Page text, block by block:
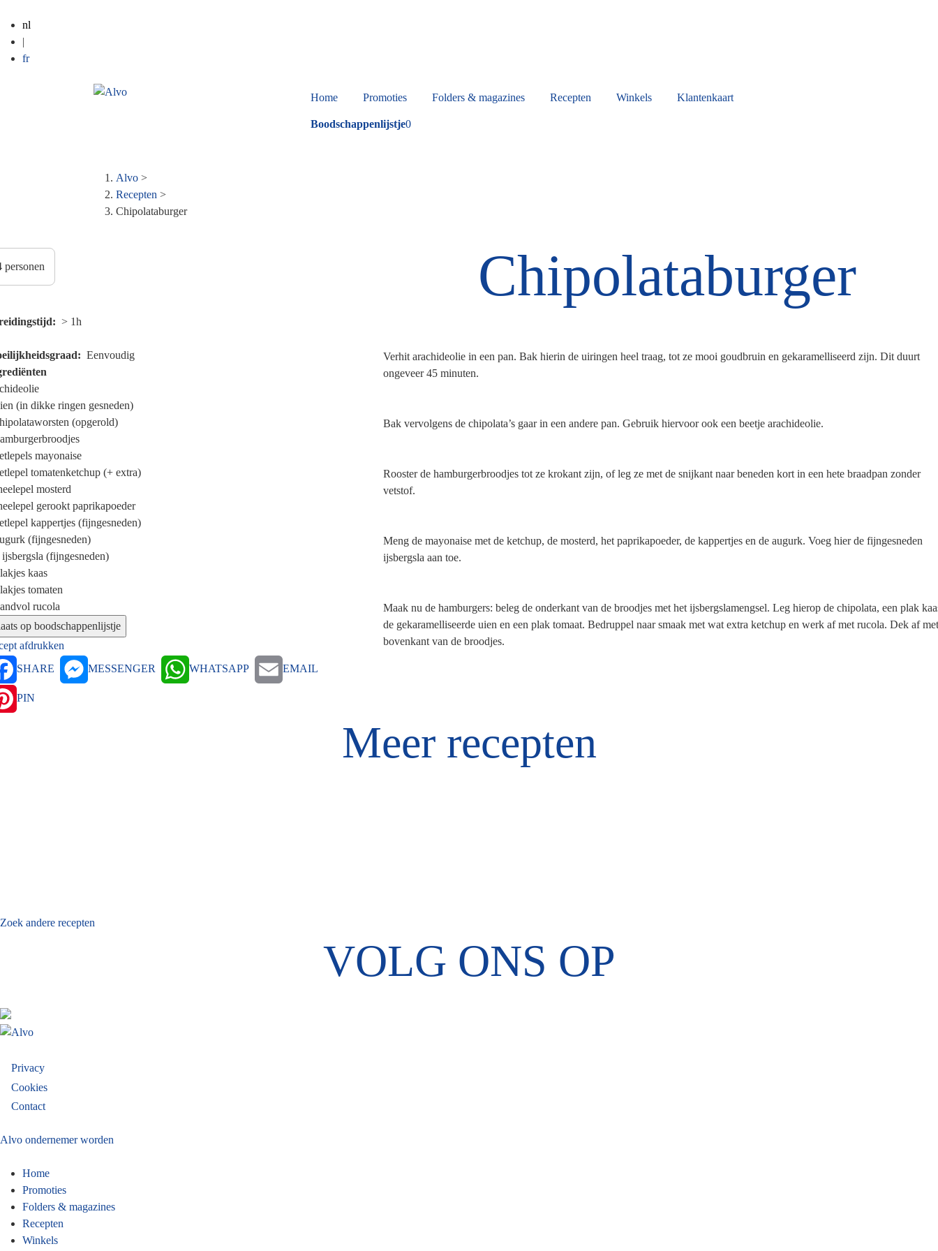
nl
|
fr
Home Promoties Folders & magazines Recepten Winkels Klantenkaart
Boodschappenlijstje0
Kruimelpad
Alvo >
Recepten >
Chipolataburger
> 1h
Eenvoudig
(in dikke ringen gesneden)
(opgerold)
mayonaise
tomatenketchup (+ extra)
mosterd
gerookt paprikapoeder
kappertjes (fijngesneden)
(fijngesneden)
ijsbergsla (fijngesneden)
kaas
tomaten
rucola
afdrukken
SHARE
MESSENGER WHATSAPP EMAIL
PIN
Chipolataburger
Verhit arachideolie in een pan. Bak hierin de uiringen heel traag, tot ze mooi goudbruin en gekaramelliseerd zijn. Dit duurt
ongeveer 45 minuten.
Bak vervolgens de chipolata’s gaar in een andere pan. Gebruik hiervoor ook een beetje arachideolie.
Rooster de hamburgerbroodjes tot ze krokant zijn, of leg ze met de snijkant naar beneden kort in een hete braadpan zonder
vetstof.
Meng de mayonaise met de ketchup, de mosterd, het paprikapoeder, de kappertjes en de augurk. Voeg hier de fijngesneden
ijsbergsla aan toe.
Maak nu de hamburgers: beleg de onderkant van de broodjes met het ijsbergslamengsel. Leg hierop de chipolata, een plak
de gekaramelliseerde uien en een plak tomaat. Bedruppel naar smaak met wat extra ketchup en werk af met rucola. Dek af
bovenkant van de broodjes.
Meer recepten
Zoek andere recepten
VOLG ONS OP
Footer
menu
Privacy
Cookies
Contact
Alvo ondernemer worden
Home
Promoties
Folders & magazines
Recepten
Winkels